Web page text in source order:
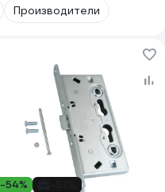
Производители
-54%